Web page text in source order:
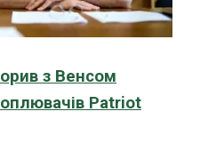
з Венсом
Patriot